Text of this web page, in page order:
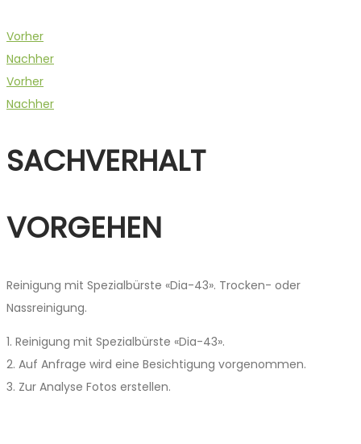
Vorher
Nachher
Vorher
Nachher
SACHVERHALT
VORGEHEN
Reinigung mit Spezialbürste «Dia-43». Trocken- oder
Nassreinigung.
1. Reinigung mit Spezialbürste «Dia-43».
2. Auf Anfrage wird eine Besichtigung vorgenommen.
3. Zur Analyse Fotos erstellen.